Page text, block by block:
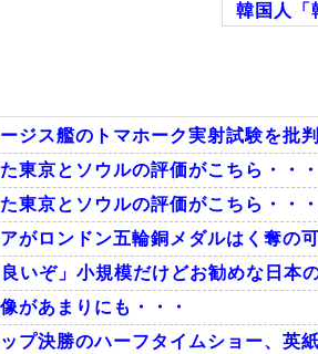
韓国人「
海外「日
ジス艦のトマホーク実射試験を批
東京とソウルの評価がこちら・・・
東京とソウルの評価がこちら・・・
がロンドン五輪銅メダルはく奪の
いぞ」小規模だけどお勧めな日本
があまりにも・・・
ップ決勝のハーフタイムショー、英